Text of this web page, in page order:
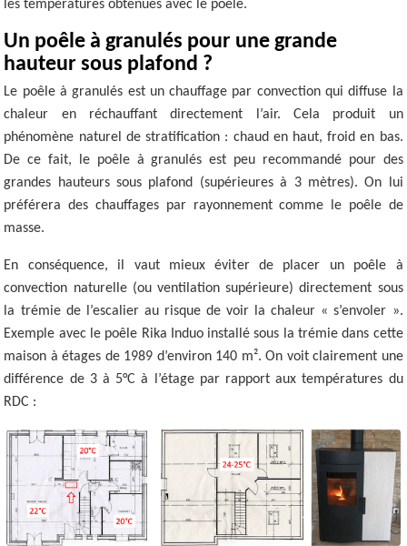
les températures obtenues avec le poêle.
Un poêle à granulés pour une grande
hauteur sous plafond ?
Le poêle à granulés est un chauffage par convection qui diffuse la
chaleur en réchauffant directement l’air. Cela produit un
phénomène naturel de stratification : chaud en haut, froid en bas.
De ce fait, le poêle à granulés est peu recommandé pour des
grandes hauteurs sous plafond (supérieures à 3 mètres). On lui
préférera des chauffages par rayonnement comme le poêle de
masse.
En conséquence, il vaut mieux éviter de placer un poêle à
convection naturelle (ou ventilation supérieure) directement sous
la trémie de l’escalier au risque de voir la chaleur « s’envoler ».
Exemple avec le poêle Rika Induo installé sous la trémie dans cette
maison à étages de 1989 d’environ 140 m². On voit clairement une
différence de 3 à 5°C à l’étage par rapport aux températures du
RDC :